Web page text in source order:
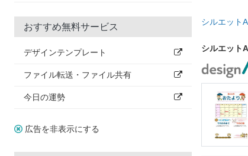
おすすめ無料サービス
デザインテンプレート
ファイル転送・ファイル共有
今日の運勢
広告を非表示にする
シルエット
シルエット